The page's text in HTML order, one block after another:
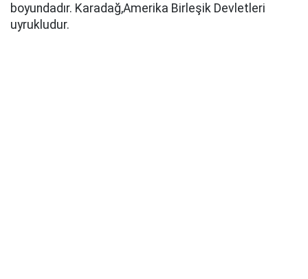
boyundadır. Karadağ,Amerika Birleşik Devletleri
uyrukludur.